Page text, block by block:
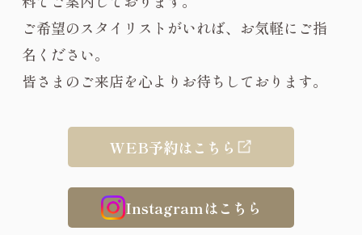
ご希望のスタイリストがいれば、お気軽にご指
名ください。
皆さまのご来店を心よりお待ちしております。
WEB予約はこちら
Instagramはこちら